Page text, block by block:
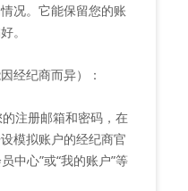
况。它能保留您的账
。
纪商而异）：
注册邮箱和密码，在
模拟账户的经纪商官
中心”或“我的账户”等